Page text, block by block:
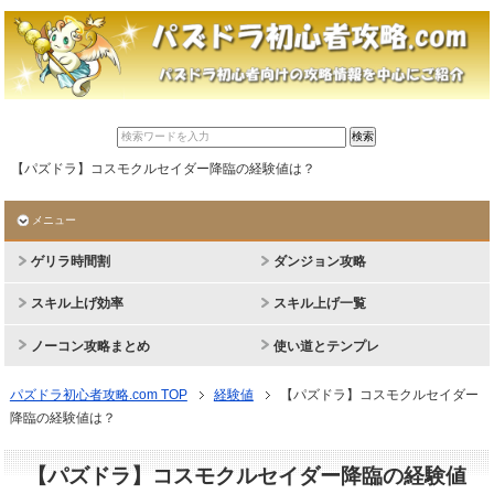
【パズドラ】コスモクルセイダー降臨の経験値は？
メニュー
ゲリラ時間割 ダンジョン攻略
スキル上げ効率 スキル上げ一覧
ノーコン攻略まとめ 使い道とテンプレ
パズドラ初心者攻略.com TOP 経験値
【パズドラ】コスモクルセイダー
降臨の経験値は？
【パズドラ】コスモクルセイダー降臨の経験値